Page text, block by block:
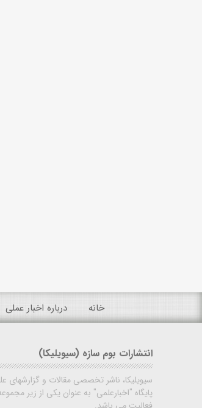
خانه درباره اخبار عملی
انتشارات بوم سازه (سیویلیکا)
سیویلیکا، ناشر تخصصی مقالات و
پایگاه "اخبارعلمی" به عنوان یکی از زیر